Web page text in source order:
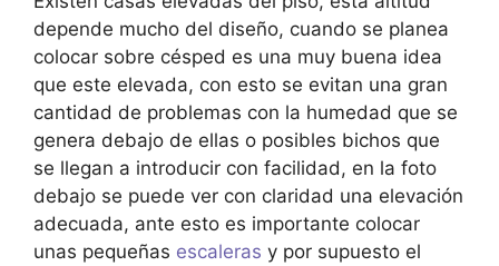
depende mucho del diseño, cuando se planea
colocar sobre césped es una muy buena idea
que este elevada, con esto se evitan una gran
cantidad de problemas con la humedad que se
genera debajo de ellas o posibles bichos que
se llegan a introducir con facilidad, en la foto
debajo se puede ver con claridad una elevación
adecuada, ante esto es importante colocar
unas pequeñas escaleras y por supuesto el